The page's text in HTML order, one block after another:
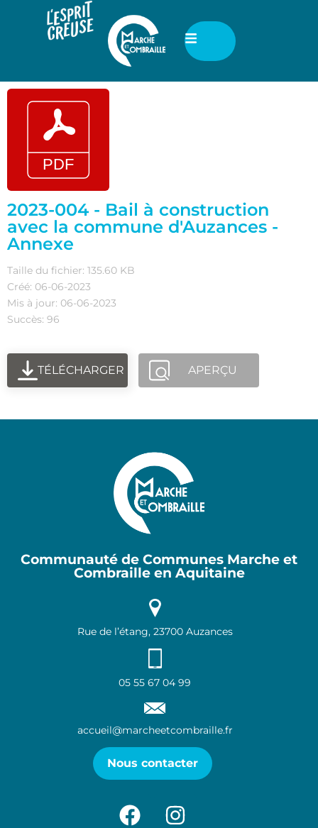
2023-004 - Bail à construction
avec la commune d'Auzances -
Annexe
Taille du fichier: 135.60 KB
Créé: 06-06-2023
Mis à jour: 06-06-2023
Succès: 96
TÉLÉCHARGER APERÇU
Communauté de Communes Marche et
Combraille en Aquitaine
Rue de l’étang, 23700 Auzances
05 55 67 04 99
accueil@marcheetcombraille.fr
Nous contacter